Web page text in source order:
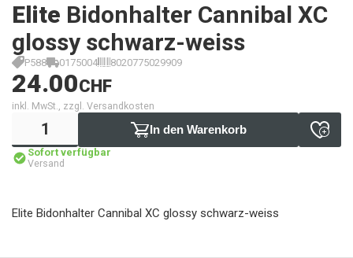
Elite Bidonhalter Cannibal XC
glossy schwarz-weiss
P588 0175004 8020775029909
24.00CHF
inkl. MwSt., zzgl. Versandkosten
In den Warenkorb
Sofort verfügbar
Versand
Elite Bidonhalter Cannibal XC glossy schwarz-weiss